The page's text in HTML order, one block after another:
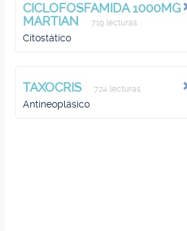
CICLOFOSFAMIDA 1000MG
MARTIAN
719 lecturas
Citostático
TAXOCRIS 724 lecturas
Antineoplásico